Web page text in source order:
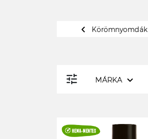
navigate_before Körömnyomdák
tune MÁRKA expand_more